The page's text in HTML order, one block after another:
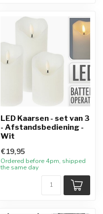
LED Kaarsen - set van 3
- Afstandsbediening -
Wit
€19,95
Ordered before 4pm, shipped
the same day